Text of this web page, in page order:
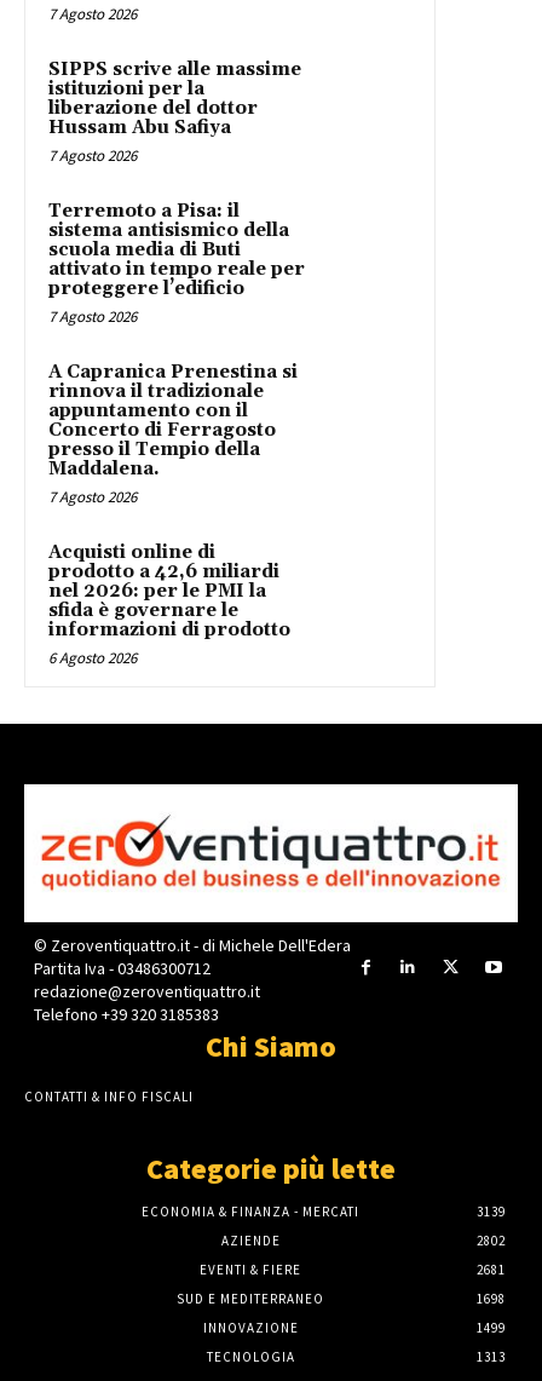
7 Agosto 2026
SIPPS scrive alle massime
istituzioni per la
liberazione del dottor
Hussam Abu Safiya
7 Agosto 2026
Terremoto a Pisa: il
sistema antisismico della
scuola media di Buti
attivato in tempo reale per
proteggere l’edificio
7 Agosto 2026
A Capranica Prenestina si
rinnova il tradizionale
appuntamento con il
Concerto di Ferragosto
presso il Tempio della
Maddalena.
7 Agosto 2026
Acquisti online di
prodotto a 42,6 miliardi
nel 2026: per le PMI la
sfida è governare le
informazioni di prodotto
6 Agosto 2026
© Zeroventiquattro.it - di Michele Dell'Edera
Partita Iva - 03486300712
redazione@zeroventiquattro.it
Telefono +39 320 3185383
Chi Siamo
CONTATTI & INFO FISCALI
Categorie più lette
ECONOMIA & FINANZA - MERCATI
3139
AZIENDE
2802
EVENTI & FIERE
2681
SUD E MEDITERRANEO
1698
INNOVAZIONE
1499
TECNOLOGIA
1313